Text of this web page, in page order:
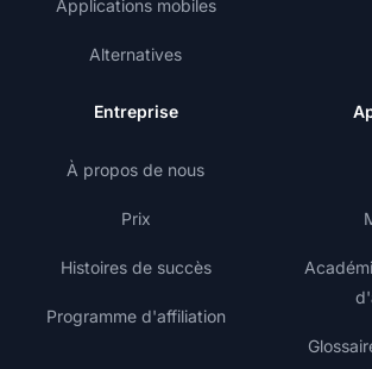
Applications mobiles
Alternatives
Entreprise
À propos de nous
Prix
Histoires de succès
Programme d'affiliation